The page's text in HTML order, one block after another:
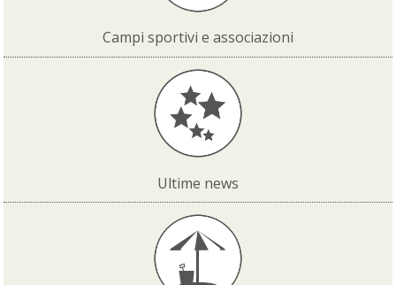
Campi sportivi e associazioni
Ultime news